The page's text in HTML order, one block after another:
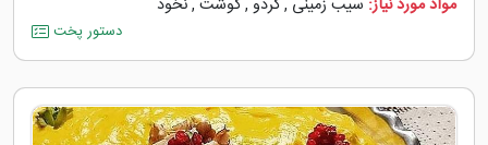
مواد مورد نیاز: سیب زمینی ,گردو ,گوشت ,نخود
دستور پخت